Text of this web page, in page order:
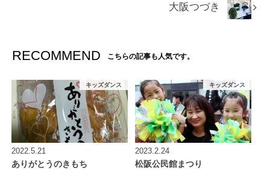
大阪つづき
RECOMMEND こちらの記事も人気です。
キッズダンス
2022.5.21
ありがとうのきもち
キッズダンス
2023.2.24
松阪公民館まつり